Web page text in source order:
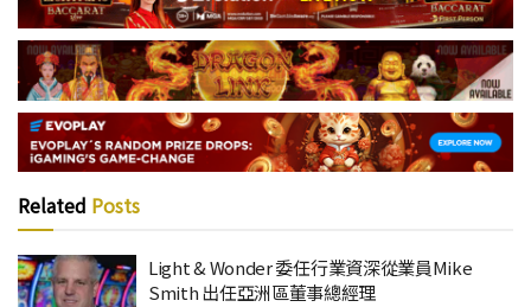
Related Posts
Light & Wonder 委任行業資深從業員Mike
Smith 出任亞洲區董事總經理